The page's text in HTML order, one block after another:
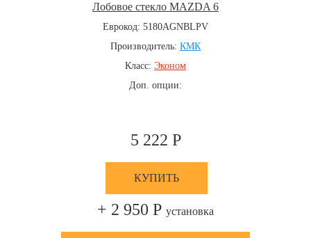
Лобовое стекло MAZDA 6
Еврокод: 5180AGNBLPV
Производитель: КМК
Класс: Эконом
Доп. опции:
5 222 Р
КУПИТЬ
+ 2 950 Р установка